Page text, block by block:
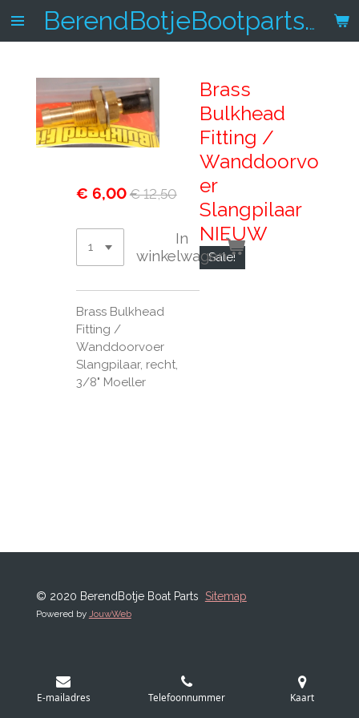
Ga
BerendBotjeBootparts.nl
Brass
Bulkhead
Fitting /
Wanddoorvo
er
Slangpilaar
NIEUW
Sale!
€ 6,00 € 12,50
In
winkelwagen
Brass Bulkhead
Fitting /
Wanddoorvoer
Slangpilaar, recht,
3/8" Moeller
© 2020 BerendBotje Boat Parts Sitemap
Powered by JouwWeb
E-mailadres Telefoonnummer Kaart